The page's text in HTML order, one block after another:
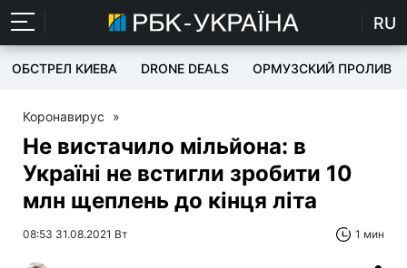
RU
ОБСТРЕЛ КИЕВА DRONE DEALS ОРМУЗСКИЙ ПРОЛИВ
Коронавирус »
Не вистачило мільйона: в
Україні не встигли зробити 10
млн щеплень до кінця літа
08:53 31.08.2021 Вт 1 мин